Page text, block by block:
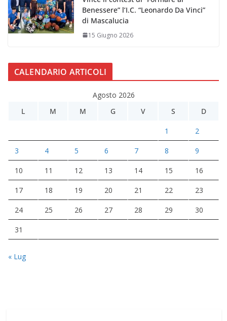
Benessere” l’I.C. “Leonardo Da Vinci”
di Mascalucia
15 Giugno 2026
CALENDARIO ARTICOLI
Agosto 2026
L
M M G V S D
1 2
3 4 5 6 7 8 9
10 11 12 13 14 15 16
17 18 19 20 21 22 23
24 25 26 27 28 29 30
31
« Lug